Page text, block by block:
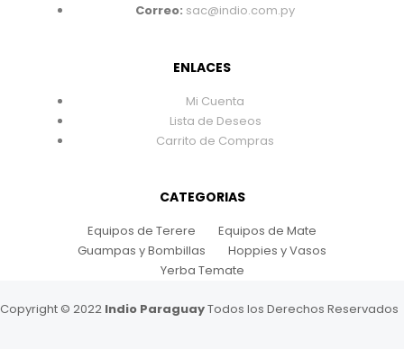
Correo: sac@indio.com.py
ENLACES
Mi Cuenta
Lista de Deseos
Carrito de Compras
CATEGORIAS
Equipos de Terere
Equipos de Mate
Guampas y Bombillas
Hoppies y Vasos
Yerba Temate
Copyright © 2022 Indio ParaguayTodos los Derechos Reservados